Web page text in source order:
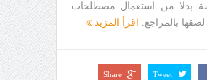
بدلا من استعمال مصطلحات
بالمراجع.
اقرأ المزيد
Tweet
Share